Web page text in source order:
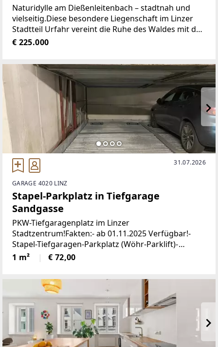
Naturidylle am Dießenleitenbach – stadtnah und
vielseitig.Diese besondere Liegenschaft im Linzer
Stadtteil Urfahr vereint die Ruhe des Waldes mit der
Nähe zur Stadt. Auf einer Gesamtfläche von ca.
€ 225.000
31.07.2026
GARAGE 4020 LINZ
Stapel-Parkplatz in Tiefgarage
Sandgasse
PKW-Tiefgaragenplatz im Linzer
Stadtzentrum!Fakten:- ab 01.11.2025 Verfügbar!-
Stapel-Tiefgaragen-Parkplatz (Wöhr-Parklift)-
Elektrisches Tor- Fernbedienung- PKW-Höhe 1,50
Meter- PKW-Länge 5,00 Meter- PKW-Breit 1,90
1 m² € 72,00